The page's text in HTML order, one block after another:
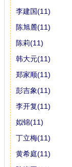
李建国(11)
陈旭麓(11)
陈莉(11)
韩大元(11)
郑家顺(11)
彭吉象(11)
李开复(11)
姒锦(11)
丁立梅(11)
黄希庭(11)